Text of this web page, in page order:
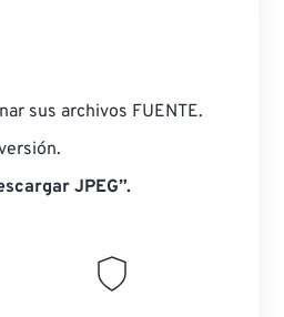
sus archivos FUENTE.
JPEG”.